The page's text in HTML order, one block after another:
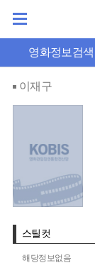
영화정보검색
이재구
스틸컷
해당정보없음